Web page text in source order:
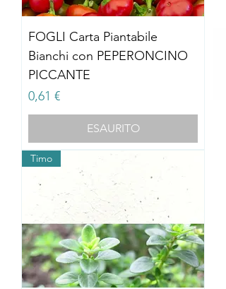
FOGLI Carta Piantabile
Bianchi con PEPERONCINO
PICCANTE
Prezzo
0,61 €
ESAURITO
Timo